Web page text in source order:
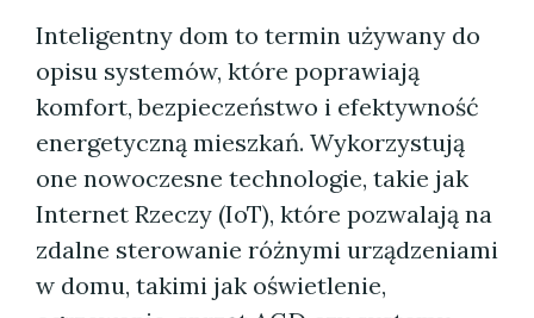
Inteligentny dom to termin używany do
opisu systemów, które poprawiają
komfort, bezpieczeństwo i efektywność
energetyczną mieszkań. Wykorzystują
one nowoczesne technologie, takie jak
Internet Rzeczy (IoT), które pozwalają na
zdalne sterowanie różnymi urządzeniami
w domu, takimi jak oświetlenie,